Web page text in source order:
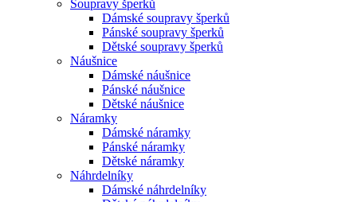
Soupravy šperků
Dámské soupravy šperků
Pánské soupravy šperků
Dětské soupravy šperků
Náušnice
Dámské náušnice
Pánské náušnice
Dětské náušnice
Náramky
Dámské náramky
Pánské náramky
Dětské náramky
Náhrdelníky
Dámské náhrdelníky